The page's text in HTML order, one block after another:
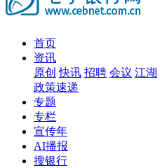
首页
资讯
原创 快讯 招聘 会议 江湖
政策速递
专题
专栏
宣传年
AI播报
搜银行